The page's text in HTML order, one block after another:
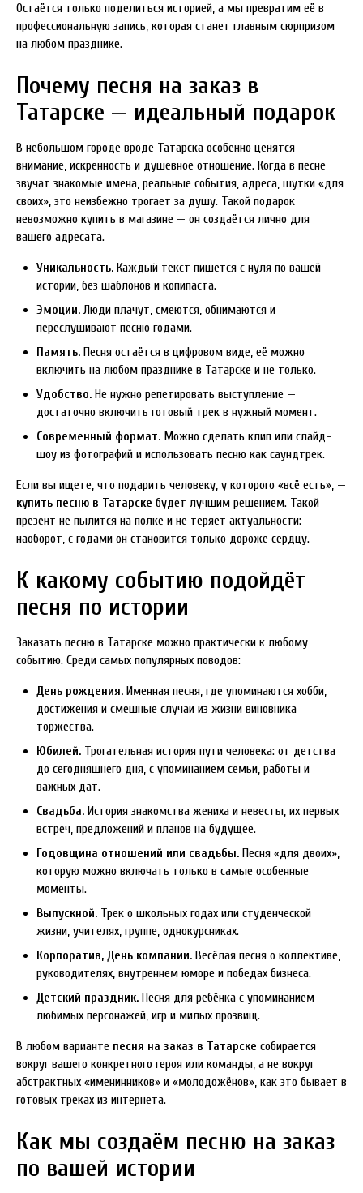
Остаётся только поделиться историей, а мы превратим её в
профессиональную запись, которая станет главным сюрпризом
на любом празднике.
Почему песня на заказ в
Татарске — идеальный подарок
В небольшом городе вроде Татарска особенно ценятся
внимание, искренность и душевное отношение. Когда в песне
звучат знакомые имена, реальные события, адреса, шутки «для
своих», это неизбежно трогает за душу. Такой подарок
невозможно купить в магазине — он создаётся лично для
вашего адресата.
Уникальность. Каждый текст пишется с нуля по вашей
истории, без шаблонов и копипаста.
Эмоции. Люди плачут, смеются, обнимаются и
переслушивают песню годами.
Память. Песня остаётся в цифровом виде, её можно
включить на любом празднике в Татарске и не только.
Удобство. Не нужно репетировать выступление —
достаточно включить готовый трек в нужный момент.
Современный формат. Можно сделать клип или слайд-
шоу из фотографий и использовать песню как саундтрек.
Если вы ищете, что подарить человеку, у которого «всё есть», —
купить песню в Татарске будет лучшим решением. Такой
презент не пылится на полке и не теряет актуальности:
наоборот, с годами он становится только дороже сердцу.
К какому событию подойдёт
песня по истории
Заказать песню в Татарске можно практически к любому
событию. Среди самых популярных поводов:
День рождения. Именная песня, где упоминаются хобби,
достижения и смешные случаи из жизни виновника
торжества.
Юбилей. Трогательная история пути человека: от детства
до сегодняшнего дня, с упоминанием семьи, работы и
важных дат.
Свадьба. История знакомства жениха и невесты, их первых
встреч, предложений и планов на будущее.
Годовщина отношений или свадьбы. Песня «для двоих»,
которую можно включать только в самые особенные
моменты.
Выпускной. Трек о школьных годах или студенческой
жизни, учителях, группе, однокурсниках.
Корпоратив, День компании. Весёлая песня о коллективе,
руководителях, внутреннем юморе и победах бизнеса.
Детский праздник. Песня для ребёнка с упоминанием
любимых персонажей, игр и милых прозвищ.
В любом варианте песня на заказ в Татарске собирается
вокруг вашего конкретного героя или команды, а не вокруг
абстрактных «именинников» и «молодожёнов», как это бывает в
готовых треках из интернета.
Как мы создаём песню на заказ
по вашей истории